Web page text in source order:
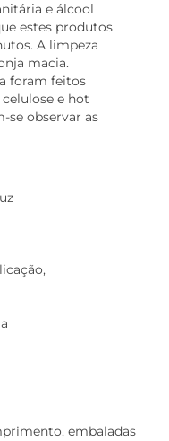
e álcool
estes produtos
A limpeza
macia.
foram feitos
e hot
se observar as
embaladas